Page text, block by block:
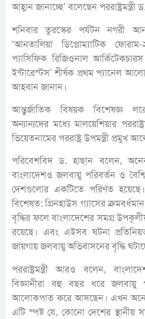
আহ্বান জানাচ্ছে’ বলেছেন
শনিবার তুরস্কের পর্যটন নগরী
‘আনতালিয়া ডিপ্লোম্যাটিক
প্যাসিফিক রিজিওনাল
ইন্টারেস্টস’ শীর্ষক প্রথম প্যানেল
আহবান জানান।
আন্তুর্জাতিক বিষয়ক বিশেষজ্ঞ
অন্যান্যদের মধ্যে মালয়েশিয়ার
ভিয়েতনামের পররাষ্ট্র উপমন্ত্রী প্রমুখ
পরিবেশবিদ ড. হাছান বলেন,
বাংলাদেশও জলবায়ু পরিবর্তন ও
দেশগুলোর একটিতে পরিণত
বিশেষত: গ্রিনহাউস গ্যাসের
বৃদ্ধির ফলে বাংলাদেশের সমগ্র
রয়েছে। এবং এইসব ঘটনা
জায়গায় জলবায়ু অভিবাসনের বৃদ্ধি
পররাষ্ট্রমন্ত্রী আরও বলেন,
বিজ্ঞানীরা বহু বছর ধরে জলবায়ু
আলোকপাত করে আসছেন। এখন
এটি স্পষ্ট যে, কোনো দেশের স্থানীয়